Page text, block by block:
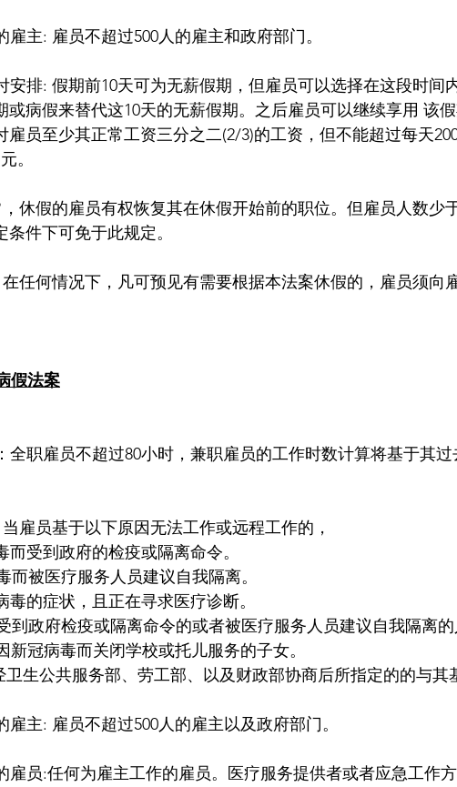
雇主: 雇员不超过500人的雇主和政府部门。
安排: 假期前10天可为无薪假期，但雇员可以选择在这段时间
或病假来替代这10天的无薪假期。之后雇员可以继续享用 该假
雇员至少其正常工资三分之二(2/3)的工资，但不能超过每天
。
休假的雇员有权恢复其在休假开始前的职位。但雇员人数少
条件下可免于此规定。
任何情况下，凡可预见有需要根据本法案休假的，雇员须向
假法案
全职雇员不超过80小时，兼职雇员的工作时数计算将基于其
雇员基于以下原因无法工作或远程工作的，
而受到政府的检疫或隔离命令。
而被医疗服务人员建议自我隔离。
毒的症状，且正在寻求医疗诊断。
到政府检疫或隔离命令的或者被医疗服务人员建议自我隔离的
新冠病毒而关闭学校或托儿服务的子女。
生公共服务部、劳工部、以及财政部协商后所指定的的与其
雇主: 雇员不超过500人的雇主以及政府部门。
雇员:任何为雇主工作的雇员。医疗服务提供者或者应急工作